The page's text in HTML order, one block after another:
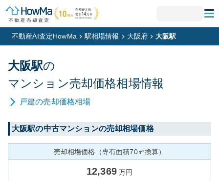
不動産AI査定HowMa 駅相場情報 大阪府 大阪駅
大阪駅の
マンション売却価格相場情報
戸建の売却価格相場
大阪駅の中古マンションの売却相場価格
売却相場価格（専有面積70㎡換算）
12,369 万円